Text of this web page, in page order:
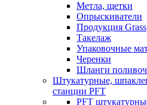
Метла, щетки
Опрыскиватели
Продукция Grass
Такелаж
Упаковочные
Черенки
Шланги
Штукатурные,
станции PFT
PFT